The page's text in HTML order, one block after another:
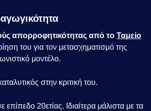
απορροφητικότητας από το Ταμείο
του για τον μετασχηματισμό της
μοντέλο.
στην κριτική του.
20ετίας. Ιδιαίτερα μάλιστα με τα